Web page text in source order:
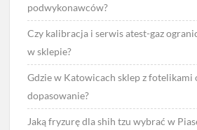
podwykonawców?
Czy kalibracja i serwis atest-gaz
w sklepie?
Gdzie w Katowicach sklep z fotelikami
dopasowanie?
Jaką fryzurę dla shih tzu wybrać w